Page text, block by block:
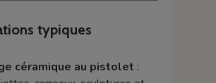
typiques
céramique au pistolet :